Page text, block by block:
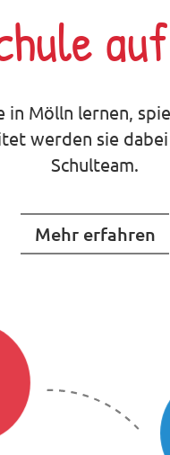
in Mölln lernen,
werden sie
Schulteam.
Mehr erfahren